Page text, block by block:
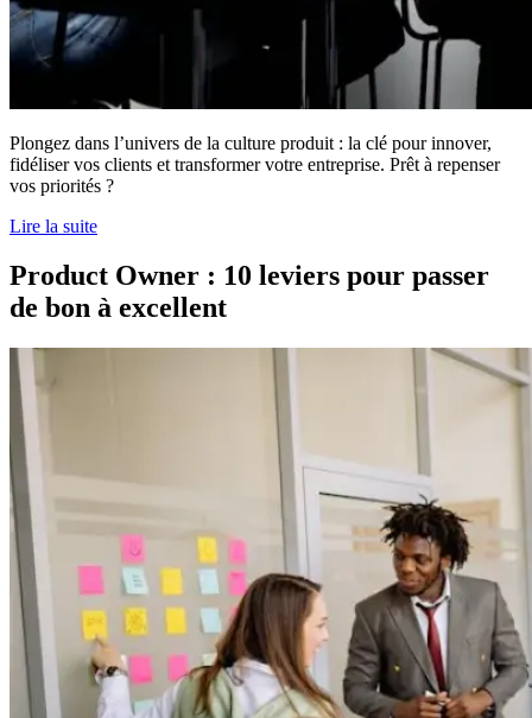
Plongez dans l’univers de la culture produit : la clé pour innover,
fidéliser vos clients et transformer votre entreprise. Prêt à repenser
vos priorités ?
Lire la suite
Product Owner : 10 leviers pour passer
de bon à excellent